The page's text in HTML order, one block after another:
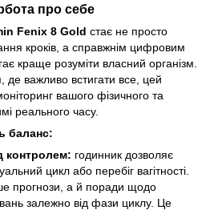
про себе
Fenix 8 Gold стає не просто
кроків, а справжнім цифровим
краще розуміти власний організм.
де важливо встигати все, цей
вашого фізичного та
реального часу.
баланс:
контролем: годинник дозволяє
цикл або перебіг вагітності.
прогнози, а й поради щодо
залежно від фази циклу. Це